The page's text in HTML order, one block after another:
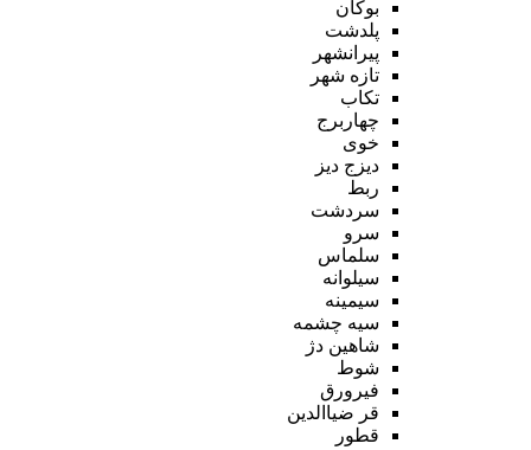
بوکان
پلدشت
پیرانشهر
تازه شهر
تکاب
چهاربرج
خوی
دیزج دیز
ربط
سردشت
سرو
سلماس
سیلوانه
سیمینه
سیه چشمه
شاهین دژ
شوط
فیرورق
قر ضیاالدین
قطور